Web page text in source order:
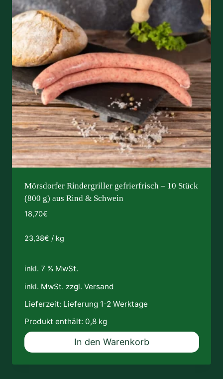
Mörsdorfer Rindergriller gefrierfrisch – 10 Stück
(800 g) aus Rind & Schwein
18,70€
23,38€ / kg
inkl. 7 % MwSt.
inkl. MwSt. zzgl. Versand
Lieferzeit: Lieferung 1-2 Werktage
Produkt enthält: 0,8 kg
In den Warenkorb